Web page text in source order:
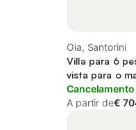
Oia, Santorini
Villa para 6
vista para o
A partir de€